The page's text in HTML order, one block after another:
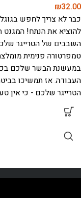
₪32.00
כבר לא צריך לחפש
להוציא את הנתח! המגנט
השבבים של הטרייגר
טמפרטורה פנימית
במעשנת הבשר שלכם
העבודה. אז תמשיכו
הטרייגר שלכם - כי אין